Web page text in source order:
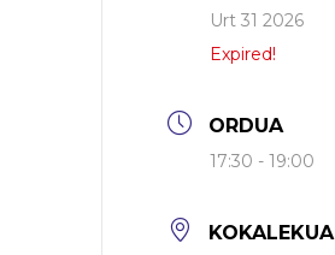
Urt 31 2026
Expired!
ORDUA
17:30 - 19:00
KOKALEKUA